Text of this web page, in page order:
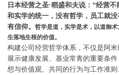
日本经营之圣·稻盛和夫说：“经营
和实学的统一，没有哲学，员工就
有信仰。 哲学是道，实学是术，以道御
生落地生根的价值。
构建公司经营哲学体系，不仅是阿
展示健康发展、基业常青的重要条
想与价值观、共同的行为与工作准